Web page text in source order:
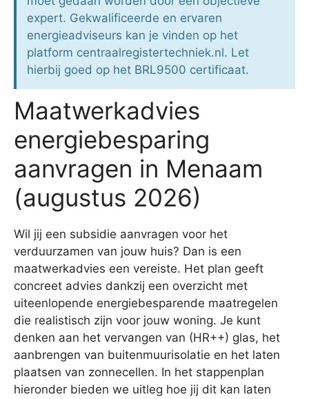
expert. Gekwalificeerde en ervaren
energieadviseurs kan je vinden op het
platform centraalregistertechniek.nl. Let
hierbij goed op het BRL9500 certificaat.
Maatwerkadvies
energiebesparing
aanvragen in Menaam
(augustus 2026)
Wil jij een subsidie aanvragen voor het
verduurzamen van jouw huis? Dan is een
maatwerkadvies een vereiste. Het plan geeft
concreet advies dankzij een overzicht met
uiteenlopende energiebesparende maatregelen
die realistisch zijn voor jouw woning. Je kunt
denken aan het vervangen van (HR++) glas, het
aanbrengen van buitenmuurisolatie en het laten
plaatsen van zonnecellen. In het stappenplan
hieronder bieden we uitleg hoe jij dit kan laten